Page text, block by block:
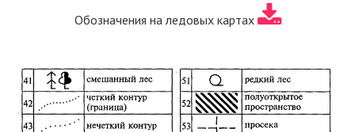
Обозначения на ледовых картах